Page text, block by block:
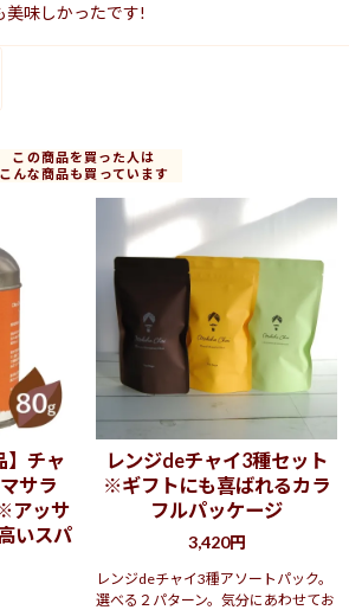
美味しかったです!
この商品を買った人は
こんな商品も買っています
】チャ
サラ
アッサ
いスパ
レンジdeチャイ3種セット
※ギフトにも喜ばれるカラ
フルパッケージ
3,420円
レンジdeチャイ3種アソートパック。
選べる２パターン。気分にあわせてお